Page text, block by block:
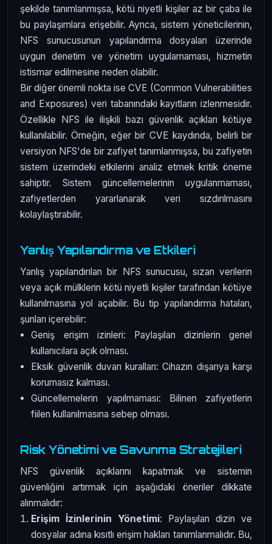
şekilde tanımlanmışsa, kötü niyetli kişiler az bir çaba ile
bu paylaşımlara erişebilir. Ayrıca, sistem yöneticilerinin,
NFS sunucusunun yapılandırma dosyaları üzerinde
uygun denetim ve yönetim uygulamaması, hizmetin
istismar edilmesine neden olabilir.
Bir diğer önemli nokta ise CVE (Common Vulnerabilities
and Exposures) veri tabanındaki kayıtların izlenmesidir.
Özellikle NFS ile ilişkili bazı güvenlik açıkları kötüye
kullanılabilir. Örneğin, eğer bir CVE kaydında, belirli bir
versiyon NFS'de bir zafiyet tanımlanmışsa, bu zafiyetin
sistem üzerindeki etkilerini analiz etmek kritik öneme
sahiptir. Sistem güncellemelerinin uygulanmaması,
zafiyetlerden yararlanarak veri sızdırılmasını
kolaylaştırabilir.
Yanlış Yapılandırma ve Etkileri
Yanlış yapılandırılan bir NFS sunucusu, sızan verilerin
veya açık mülklerin kötü niyetli kişiler tarafından kötüye
kullanılmasına yol açabilir. Bu tip yapılandırma hataları,
şunları içerebilir:
Geniş erişim izinleri: Paylaşılan dizinlerin genel
kullanıcılara açık olması.
Eksik güvenlik duvarı kuralları: Cihazın dışarıya karşı
korumasız kalması.
Güncellemelerin yapılmaması: Bilinen zafiyetlerin
fiilen kullanılmasına sebep olması.
Risk Yönetimi ve Savunma Stratejileri
NFS güvenlik açıklarını kapatmak ve sistemin
güvenliğini artırmak için aşağıdaki öneriler dikkate
alınmalıdır:
Erişim İzinlerinin Yönetimi: Paylaşılan dizin ve
dosyalar adına kısıtlı erişim hakları tanımlanmalıdır. Bu,